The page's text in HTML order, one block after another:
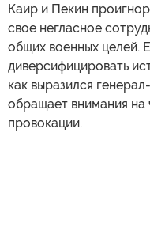
Каир и Пекин
свое негласное
общих военных целей.
диверсифицировать
как выразился
обращает внимания на
провокации.